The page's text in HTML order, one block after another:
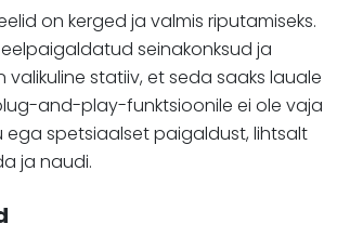
on kerged ja valmis riputamiseks.
seinakonksud ja
valikuline statiiv, et seda saaks lauale
and-play-funktsioonile ei ole vaja
ega spetsiaalset paigaldust, lihtsalt
ja naudi.